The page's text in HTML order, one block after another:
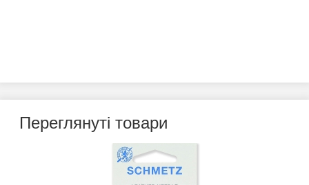
Переглянуті товари